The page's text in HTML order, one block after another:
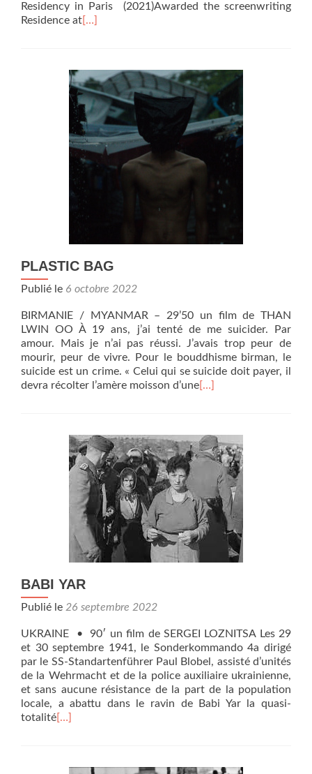
Residency in Paris (2021)Awarded the screenwriting
Residence at […]
PLASTIC BAG
Publié le 6 octobre 2022
BIRMANIE / MYANMAR – 29’50 un film de THAN
LWIN OO À 19 ans, j’ai tenté de me suicider. Par
amour. Mais je n’ai pas réussi. J’avais trop peur de
mourir, peur de vivre. Pour le bouddhisme birman, le
suicide est un crime. « Celui qui se suicide doit payer, il
devra récolter l’amère moisson d’une […]
BABI YAR
Publié le 26 septembre 2022
UKRAINE • 90′ un film de SERGEI LOZNITSA Les 29
et 30 septembre 1941, le Sonderkommando 4a dirigé
par le SS-Standartenführer Paul Blobel, assisté d’unités
de la Wehrmacht et de la police auxiliaire ukrainienne,
et sans aucune résistance de la part de la population
locale, a abattu dans le ravin de Babi Yar la quasi-
totalité […]